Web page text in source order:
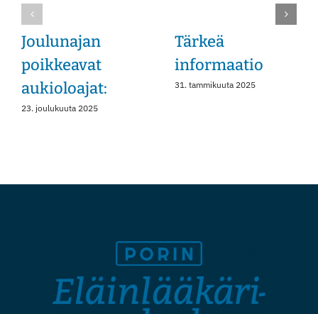
Joulunajan
poikkeavat
aukioloajat:
23. joulukuuta 2025
Tärkeä
informaatio
31. tammikuuta 2025